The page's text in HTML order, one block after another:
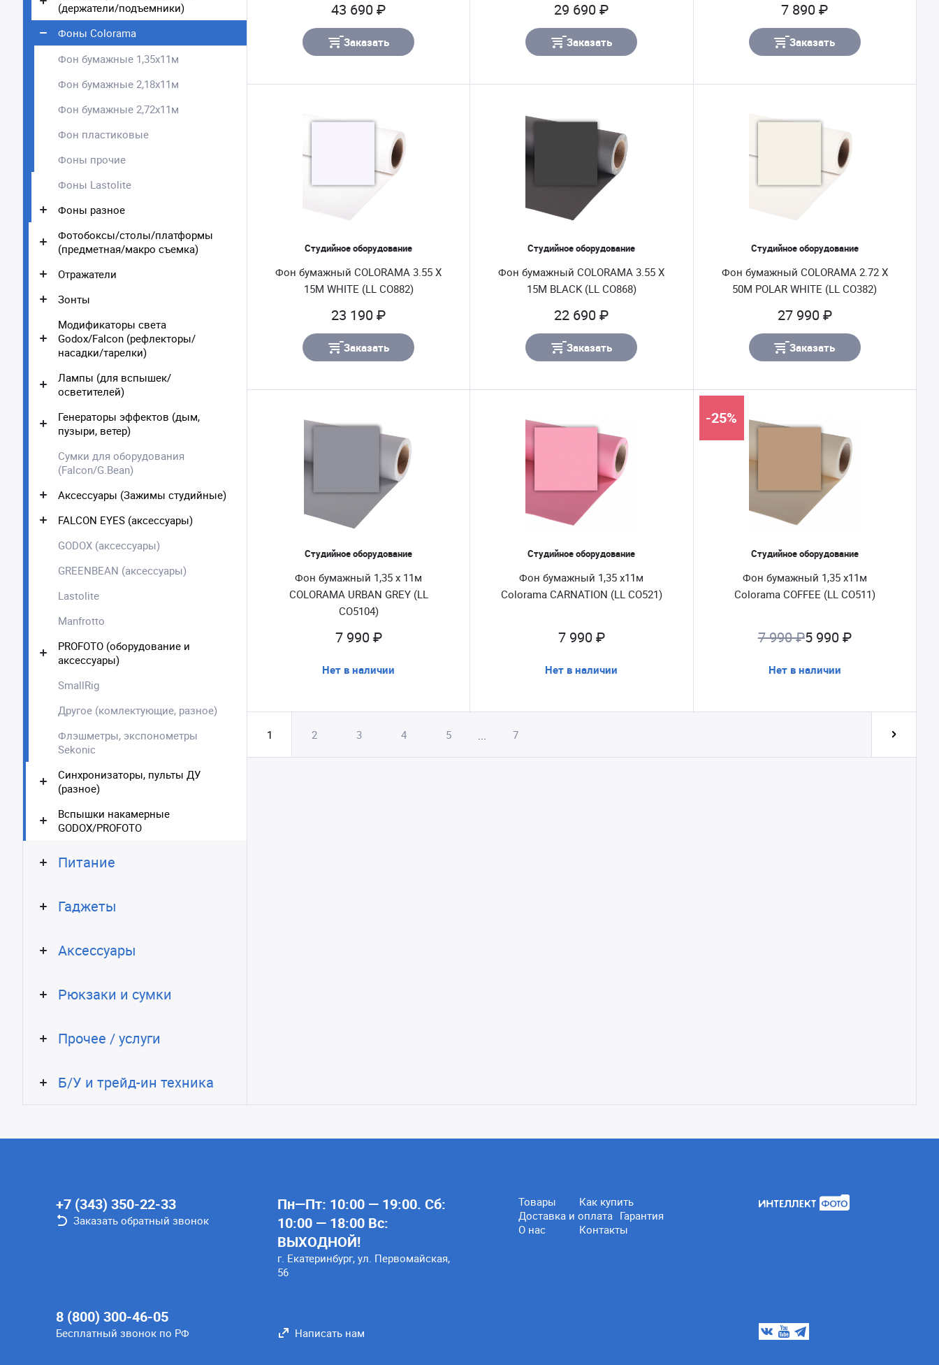
(держатели/подъемники)
Фоны Colorama
Фон бумажные 1,35x11м
Фон бумажные 2,18х11м
Фон бумажные 2,72х11м
Фон пластиковые
Фоны прочие
Фоны Lastolite
Фоны разное
Фотобоксы/столы/платформы
(предметная/макро съемка)
Отражатели
Зонты
Модификаторы света
Godox/Falcon (рефлекторы/
насадки/тарелки)
Лампы (для вспышек/
осветителей)
Генераторы эффектов (дым,
пузыри, ветер)
Сумки для оборудования
(Falcon/G.Bean)
Аксессуары (Зажимы студийные)
FALCON EYES (аксессуары)
GODOX (аксессуары)
GREENBEAN (аксессуары)
Lastolite
Manfrotto
PROFOTO (оборудование и
аксессуары)
SmallRig
Другое (комлектующие, разное)
Флэшметры, экспонометры
Sekonic
Синхронизаторы, пульты ДУ
(разное)
Вспышки накамерные
GODOX/PROFOTO
Питание
Гаджеты
Аксессуары
Рюкзаки и сумки
Прочее / услуги
Б/У и трейд-ин техника
43 690 ₽
Заказать
29 690 ₽
Заказать
7 890 ₽
Заказать
Студийное оборудование
Фон бумажный COLORAMA 3.55 X
15M WHITE (LL CO882)
23 190 ₽
Заказать
Студийное оборудование
Фон бумажный COLORAMA 3.55 X
15M BLACK (LL CO868)
22 690 ₽
Заказать
Студийное оборудование
Фон бумажный COLORAMA 2.72 X
50M POLAR WHITE (LL CO382)
27 990 ₽
Заказать
Студийное оборудование
Фон бумажный 1,35 x 11м
COLORAMA URBAN GREY (LL
CO5104)
7 990 ₽
Нет в наличии
Студийное оборудование
Фон бумажный 1,35 х11м
Colorama CARNATION (LL CO521)
7 990 ₽
Нет в наличии
Студийное оборудование
Фон бумажный 1,35 х11м
Colorama COFFEE (LL CO511)
-25%
7 990 ₽5 990 ₽
Нет в наличии
1 2 3 4 5 ... 7
+7 (343) 350-22-33
Заказать обратный звонок
8 (800) 300-46-05
Бесплатный звонок по РФ
Пн—Пт: 10:00 — 19:00. Сб:
10:00 — 18:00 Вс:
ВЫХОДНОЙ!
г. Екатеринбург, ул. Первомайская,
56
Товары
Как купить
Доставка и оплата Гарантия
О нас
Контакты
Написать нам